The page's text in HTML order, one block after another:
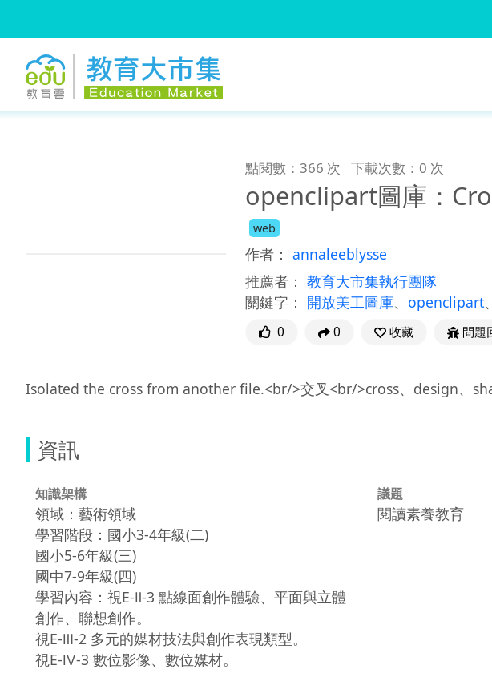
點閱數：366 次 下載次數：0 次
openclipart圖庫：
web
作者： annaleeblysse
推薦者： 教育大市集執行團隊
關鍵字： 開放美工圖庫、 openclipart、
0 0 收藏 問題
資訊
知識架構
領域：藝術領域
學習階段：國小3-4年級(二)
國小5-6年級(三)
國中7-9年級(四)
學習內容：視E-Ⅱ-3 點線面創作體驗、平面與立體
創作、聯想創作。
視E-Ⅲ-2 多元的媒材技法與創作表現類型。
視E-Ⅳ-3 數位影像、數位媒材。
議題
閱讀素養教育